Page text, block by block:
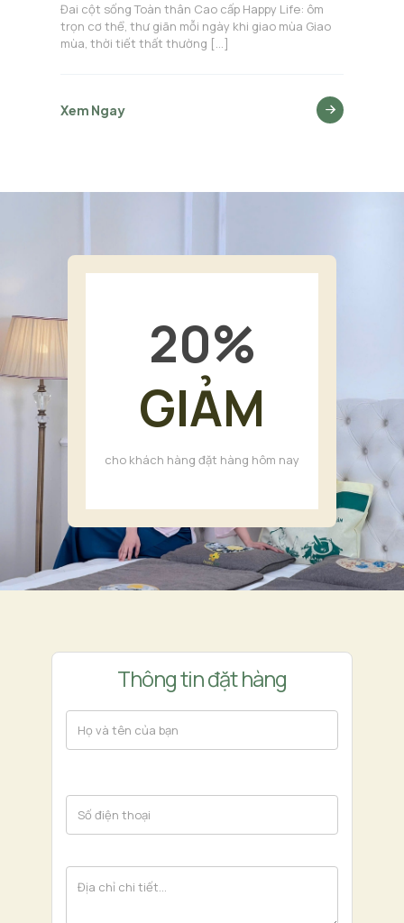
Đai cột sống Toàn thân Cao cấp Happy Life: ôm
trọn cơ thể, thư giãn mỗi ngày khi giao mùa Giao
mùa, thời tiết thất thường […]
Xem Ngay
20%
GIẢM
cho khách hàng đặt hàng hôm nay
Thông tin đặt hàng